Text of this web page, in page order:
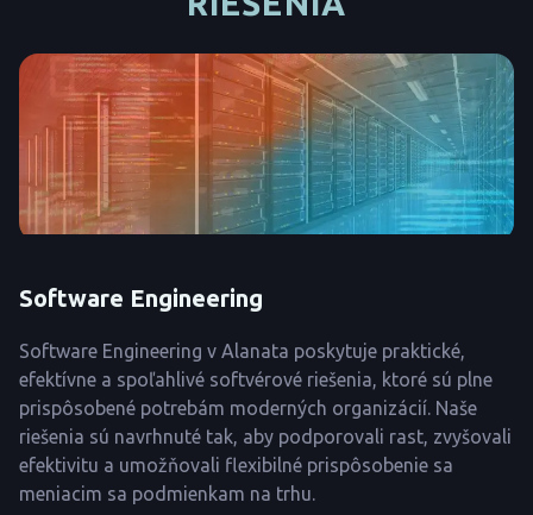
Software Engineering
Software Engineering v Alanata poskytuje praktické,
efektívne a spoľahlivé softvérové riešenia, ktoré sú plne
prispôsobené potrebám moderných organizácií. Naše
riešenia sú navrhnuté tak, aby podporovali rast, zvyšovali
efektivitu a umožňovali flexibilné prispôsobenie sa
meniacim sa podmienkam na trhu.